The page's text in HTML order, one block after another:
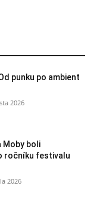
punku po ambient
2026
Moby boli
ročníku festivalu
2026